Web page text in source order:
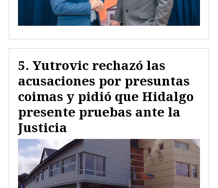
Yutrovic rechazó las
acusaciones por presuntas
coimas y pidió que Hidalgo
presente pruebas ante la
Justicia